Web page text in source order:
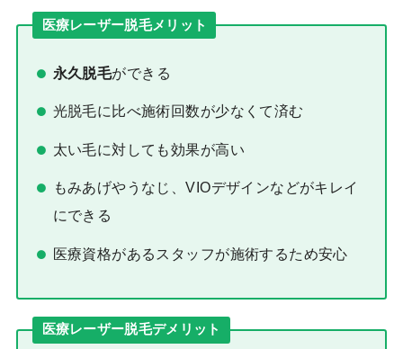
医療レーザー脱毛メリット
永久脱毛ができる
光脱毛に比べ施術回数が少なくて済む
太い毛に対しても効果が高い
もみあげやうなじ、VIOデザインなどがキレイ
にできる
医療資格があるスタッフが施術するため安心
医療レーザー脱毛デメリット